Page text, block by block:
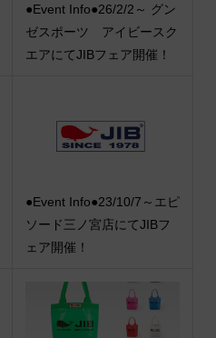
●Event Info●26/2/2～ グン
ゼスポーツ アイビースク
エアにてJIBフェア開催！
●Event Info●23/10/7～エピ
ソード三ノ宮店にてJIBフ
ェア開催！